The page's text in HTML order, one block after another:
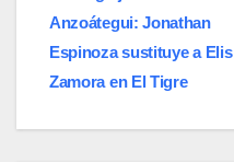
de
entradas
Anzoátegui: Jonathan
Espinoza sustituye a Elis
Zamora en El Tigre